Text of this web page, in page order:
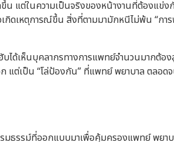
แต่ในความเป็นจริงของหน้างานที่ต้องแข่
ดเหตุการณ์ขึ้น สิ่งที่ตามมามักหนีไม่พ้น “ก
ได้เห็นบุคลากรทางการแพทย์จำนวนมากต้
แต่เป็น “โล่ป้องกัน” ที่แพทย์ พยาบาล ตลอ
มธรรม์ที่ออกแบบมาเพื่อคุ้มครองแพทย์ พยาบ